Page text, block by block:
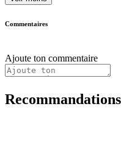
Commentaires
Ajoute ton commentaire
Recommandations